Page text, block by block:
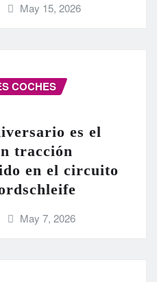
May 15, 2026
COCHES
es el
tracción
en el circuito
May 7, 2026